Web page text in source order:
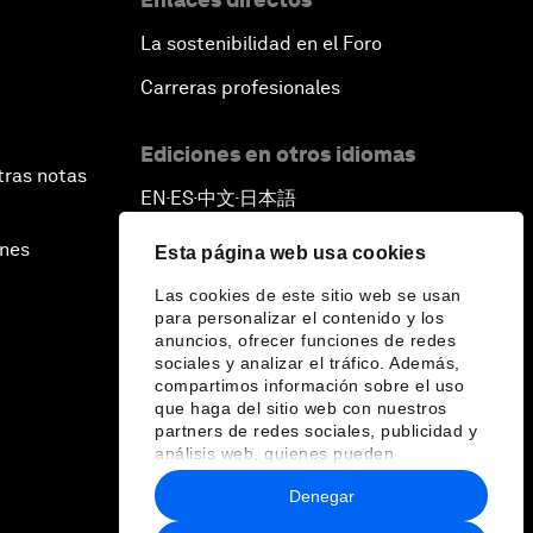
Esta página web usa cookies
Las cookies de este sitio web se usan
para personalizar el contenido y los
anuncios, ofrecer funciones de redes
sociales y analizar el tráfico. Además,
compartimos información sobre el uso
que haga del sitio web con nuestros
partners de redes sociales, publicidad y
análisis web, quienes pueden
combinarla con otra información que les
haya proporcionado o que hayan
recopilado a partir del uso que haya
Denegar
notas
La sostenibilidad en el Foro
Carreras profesionales
Ediciones en otros idiomas
EN ▪ ES▪中文▪ 日本語